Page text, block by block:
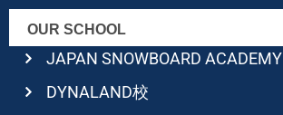
OUR SCHOOL
JAPAN SNOWBOARD ACADEMY
DYNALAND校